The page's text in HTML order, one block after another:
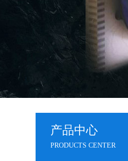
产品中心
PRODUCTS CENTER